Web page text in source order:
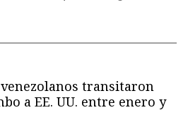
transitaron
a EE. UU. entre enero y